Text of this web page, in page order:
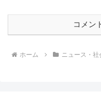
コメン
ホーム ニュース・社